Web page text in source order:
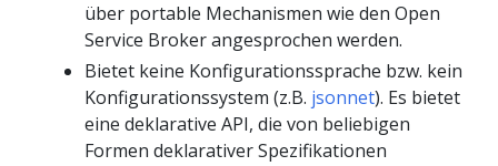
über portable Mechanismen wie den Open
Service Broker angesprochen werden.
Bietet keine Konfigurationssprache bzw. kein
Konfigurationssystem (z.B. jsonnet). Es bietet
eine deklarative API, die von beliebigen
Formen deklarativer Spezifikationen